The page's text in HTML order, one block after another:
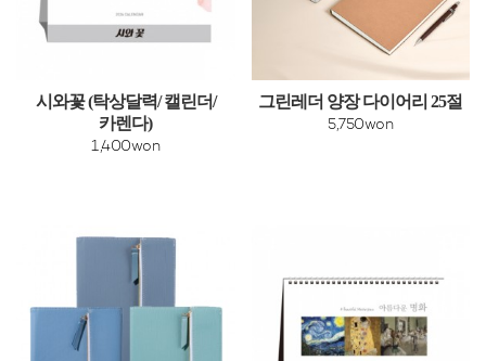
시와꽃 (탁상달력/ 캘린더/
카렌다)
1,400won
그린레더 양장 다이어리 25절
5,750won